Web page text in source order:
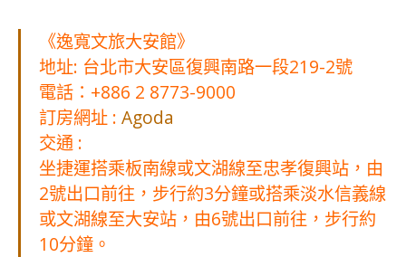
《逸寬文旅大安館》
地址: 台北市大安區復興南路一段219-2號
電話：+886 2 8773-9000
訂房網址 : Agoda
交通 :
坐捷運搭乘板南線或文湖線至忠孝復興站，由
2號出口前往，步行約3分鐘或搭乘淡水信義線
或文湖線至大安站，由6號出口前往，步行約
10分鐘。